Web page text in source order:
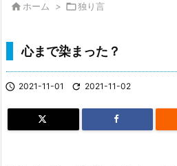
 ホーム > 独り言
心まで染まった？
 2021-11-01  2021-11-02